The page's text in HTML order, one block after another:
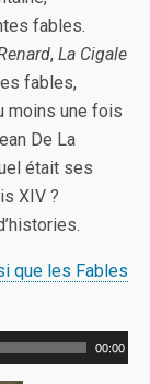
fables.
, La Cigale
fables,
moins une fois
De La
était ses
XIV ?
que les Fables
00:00